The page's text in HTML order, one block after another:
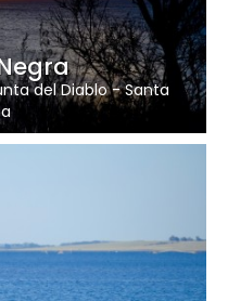
del Diablo-Santa